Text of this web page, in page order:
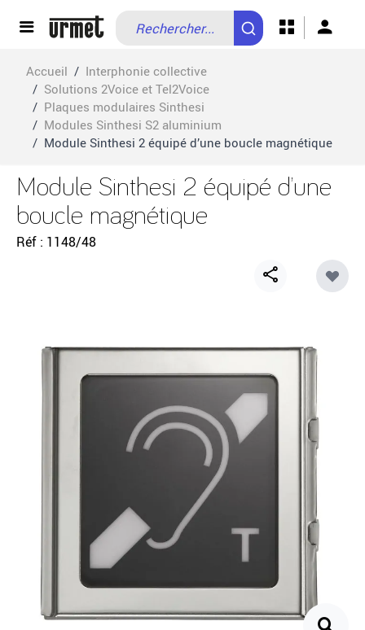
Accueil / Interphonie collective
/ Solutions 2Voice et Tel2Voice
/ Plaques modulaires Sinthesi
/ Modules Sinthesi S2 aluminium
/ Module Sinthesi 2 équipé d’une boucle magnétique
Module Sinthesi 2 équipé d’une
boucle magnétique
Réf 1148/48